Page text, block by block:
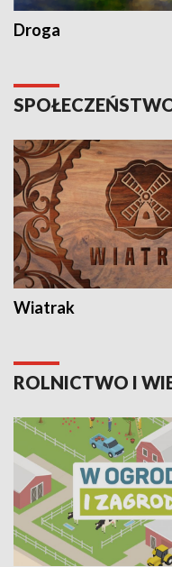
Droga
Wiatrak
ROLNICTWO I